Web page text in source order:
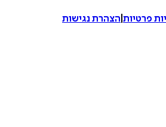
פרטיות הצהרת נגישות